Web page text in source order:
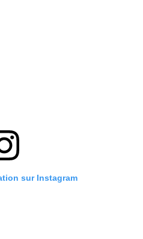
sur Instagram